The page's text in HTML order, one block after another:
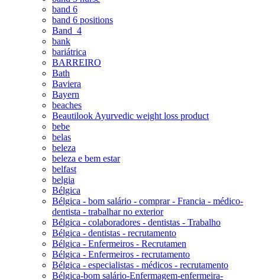
band 6
band 6 positions
Band_4
bank
bariátrica
BARREIRO
Bath
Baviera
Bayern
beaches
Beautilook Ayurvedic weight loss product
bebe
belas
beleza
beleza e bem estar
belfast
belgia
Bélgica
Bélgica - bom salário - comprar - Francia - médico-
dentista - trabalhar no exterior
Bélgica - colaboradores - dentistas - Trabalho
Bélgica - dentistas - recrutamento
Bélgica - Enfermeiros - Recrutamen
Bélgica - Enfermeiros - recrutamento
Bélgica - especialistas - médicos - recrutamento
Bélgica-bom salário-Enfermagem-enfermeira-